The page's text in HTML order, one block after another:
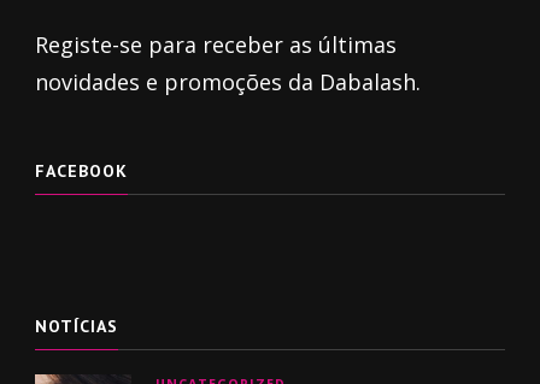
Registe-se para receber as últimas
novidades e promoções da Dabalash.
FACEBOOK
NOTÍCIAS